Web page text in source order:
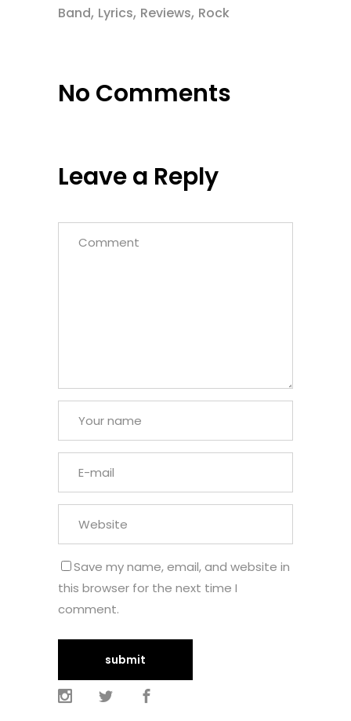
Band, Lyrics, Reviews, Rock
No Comments
Leave a Reply
Save my name, email, and website in
this browser for the next time I
comment.